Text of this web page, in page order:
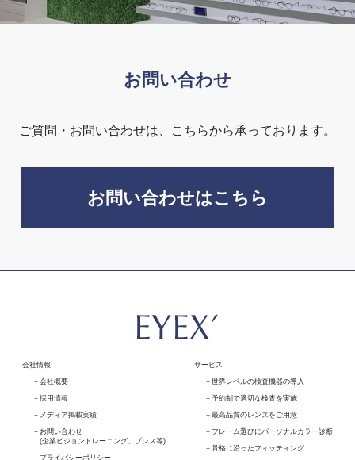
お問い合わせ
ご質問・お問い合わせは、こちらから承っております。
お問い合わせはこちら
会社情報
会社概要
採用情報
メディア掲載実績
お問い合わせ
(企業ビジョントレーニング、プレス等)
プライバシーポリシー
サービス
世界レベルの検査機器の導入
予約制で適切な検査を実施
最高品質のレンズをご用意
フレーム選びにパーソナルカラー診断
骨格に沿ったフィッティング